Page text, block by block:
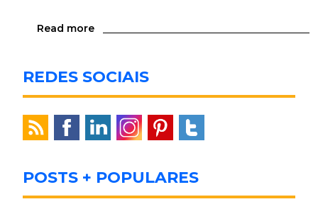
Read more
REDES SOCIAIS
POSTS + POPULARES